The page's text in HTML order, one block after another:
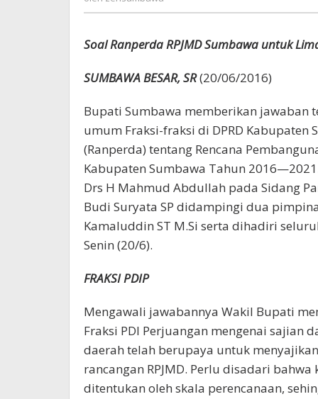
Soal Ranperda RPJMD Sumbawa untuk
SUMBAWA BESAR, SR(20/06/2016)
Bupati Sumbawa memberikan jawaban
umum Fraksi-fraksi di DPRD Kabupaten
(Ranperda) tentang Rencana
Kabupaten Sumbawa Tahun
Drs H Mahmud Abdullah pada Sidang
Budi Suryata SP didampingi dua
Kamaluddin ST M.Si serta dihadiri
Senin (20/6).
FRAKSI PDIP
Mengawali jawabannya Wakil Bupati
Fraksi PDI Perjuangan mengenai sajian
daerah telah berupaya untuk
rancangan RPJMD. Perlu disadari
ditentukan oleh skala perencanaan,